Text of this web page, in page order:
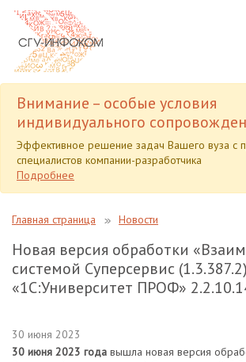
Внимание – особые условия
индивидуального
Эффективное решение задач Вашего вуза с
специалистов компании-разработчика
Подробнее
Главная страница Новости
Новая версия обработки
системой Суперсервис
«1С:Университет ПРОФ»
30 июня 2023
30 июня 2023 года вышла новая версия